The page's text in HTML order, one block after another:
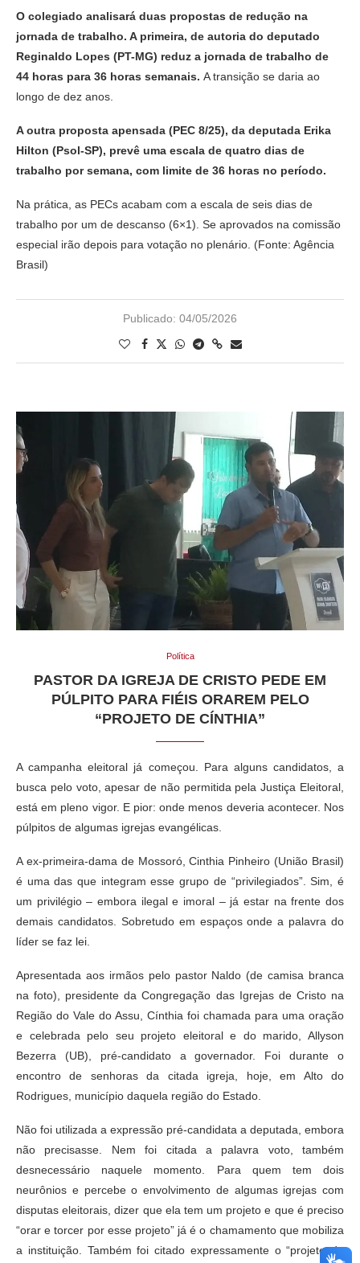
O colegiado analisará duas propostas de redução na
jornada de trabalho. A primeira, de autoria do deputado
Reginaldo Lopes (PT-MG) reduz a jornada de trabalho de
44 horas para 36 horas semanais. A transição se daria ao
longo de dez anos.
A outra proposta apensada (PEC 8/25), da deputada Erika
Hilton (Psol-SP), prevê uma escala de quatro dias de
trabalho por semana, com limite de 36 horas no período.
Na prática, as PECs acabam com a escala de seis dias de
trabalho por um de descanso (6×1). Se aprovados na comissão
especial irão depois para votação no plenário. (Fonte: Agência
Brasil)
Publicado: 04/05/2026
Política
PASTOR DA IGREJA DE CRISTO PEDE EM
PÚLPITO PARA FIÉIS ORAREM PELO
“PROJETO DE CÍNTHIA”
A campanha eleitoral já começou. Para alguns candidatos, a
busca pelo voto, apesar de não permitida pela Justiça Eleitoral,
está em pleno vigor. E pior: onde menos deveria acontecer. Nos
púlpitos de algumas igrejas evangélicas.
A ex-primeira-dama de Mossoró, Cinthia Pinheiro (União Brasil)
é uma das que integram esse grupo de “privilegiados”. Sim, é
um privilégio – embora ilegal e imoral – já estar na frente dos
demais candidatos. Sobretudo em espaços onde a palavra do
líder se faz lei.
Apresentada aos irmãos pelo pastor Naldo (de camisa branca
na foto), presidente da Congregação das Igrejas de Cristo na
Região do Vale do Assu, Cínthia foi chamada para uma oração
e celebrada pelo seu projeto eleitoral e do marido, Allyson
Bezerra (UB), pré-candidato a governador. Foi durante o
encontro de senhoras da citada igreja, hoje, em Alto do
Rodrigues, município daquela região do Estado.
Não foi utilizada a expressão pré-candidata a deputada, embora
não precisasse. Nem foi citada a palavra voto, também
desnecessário naquele momento. Para quem tem dois
neurônios e percebe o envolvimento de algumas igrejas com
disputas eleitorais, dizer que ela tem um projeto e que é preciso
“orar e torcer por esse projeto” já é o chamamento que mobiliza
a instituição. Também foi citado expressamente o “projeto de